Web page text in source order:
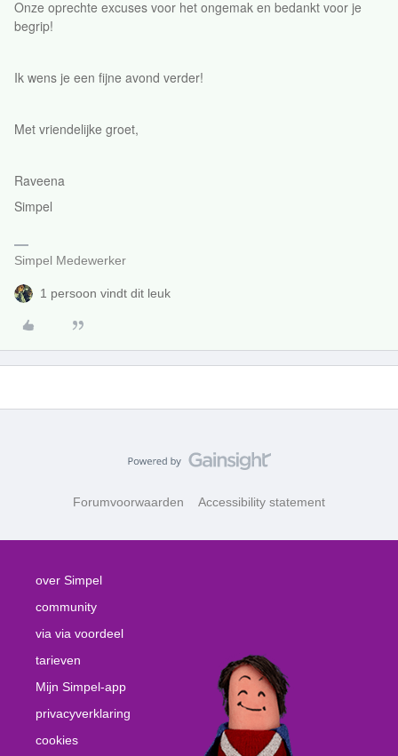
Onze oprechte excuses voor het ongemak en bedankt voor je
begrip!
Ik wens je een fijne avond verder!
Met vriendelijke groet,
Raveena
Simpel
Simpel Medewerker
1 persoon vindt dit leuk
Forumvoorwaarden Accessibility statement
over Simpel
community
via via voordeel
tarieven
Mijn Simpel-app
privacyverklaring
cookies